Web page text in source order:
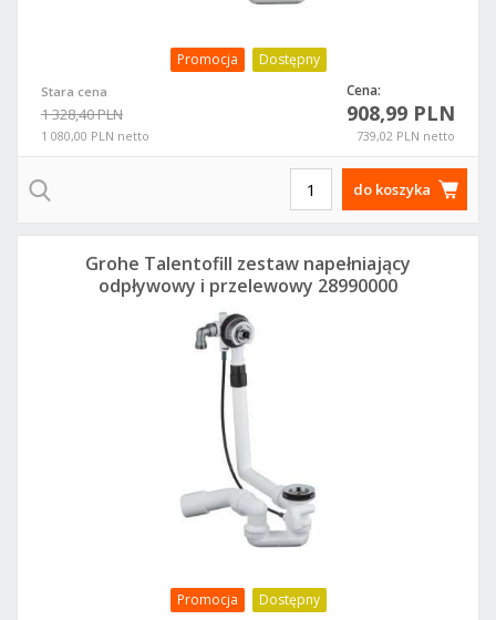
Promocja Dostępny
Stara cena
1 328,40 PLN
1 080,00 PLN netto
Cena:
908,99 PLN
739,02 PLN netto
do koszyka
Promocja Dostępny
Grohe Talentofill zestaw napełniający
odpływowy i przelewowy 28990000